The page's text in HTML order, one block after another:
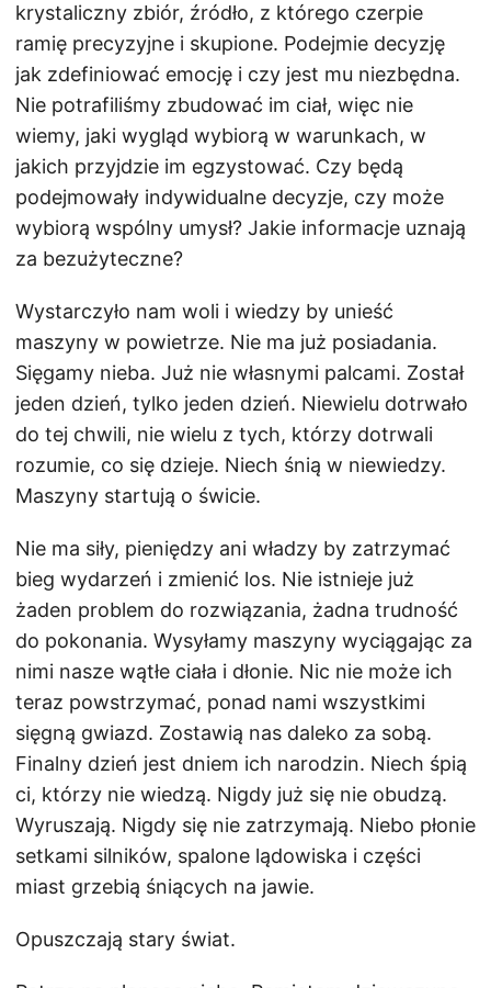
krystaliczny zbiór, źródło, z którego czerpie
ramię precyzyjne i skupione. Podejmie decyzję
jak zdefiniować emocję i czy jest mu niezbędna.
Nie potrafiliśmy zbudować im ciał, więc nie
wiemy, jaki wygląd wybiorą w warunkach, w
jakich przyjdzie im egzystować. Czy będą
podejmowały indywidualne decyzje, czy może
wybiorą wspólny umysł? Jakie informacje uznają
za bezużyteczne?
Wystarczyło nam woli i wiedzy by unieść
maszyny w powietrze. Nie ma już posiadania.
Sięgamy nieba. Już nie własnymi palcami. Został
jeden dzień, tylko jeden dzień. Niewielu dotrwało
do tej chwili, nie wielu z tych, którzy dotrwali
rozumie, co się dzieje. Niech śnią w niewiedzy.
Maszyny startują o świcie.
Nie ma siły, pieniędzy ani władzy by zatrzymać
bieg wydarzeń i zmienić los. Nie istnieje już
żaden problem do rozwiązania, żadna trudność
do pokonania. Wysyłamy maszyny wyciągając za
nimi nasze wątłe ciała i dłonie. Nic nie może ich
teraz powstrzymać, ponad nami wszystkimi
sięgną gwiazd. Zostawią nas daleko za sobą.
Finalny dzień jest dniem ich narodzin. Niech śpią
ci, którzy nie wiedzą. Nigdy już się nie obudzą.
Wyruszają. Nigdy się nie zatrzymają. Niebo płonie
setkami silników, spalone lądowiska i części
miast grzebią śniących na jawie.
Opuszczają stary świat.